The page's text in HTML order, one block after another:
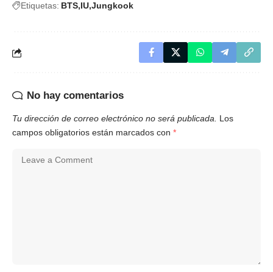
Etiquetas: BTS IU Jungkook
No hay comentarios
Tu dirección de correo electrónico no será publicada.
Los
campos obligatorios están marcados con *